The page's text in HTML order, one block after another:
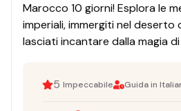
Marocco 10 giorni! Esplora le
imperiali, immergiti nel deserto
lasciati incantare dalla magia
5 Impeccabile Guida in